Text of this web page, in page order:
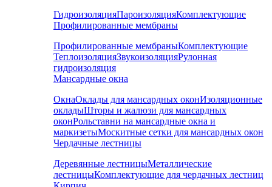
ГидроизоляцияПароизоляцияКомплектующие
Профилированные мембраны
Профилированные мембраныКомплектующие
ТеплоизоляцияЗвукоизоляцияРулонная
гидроизоляция
Мансардные окна
ОкнаОклады для мансардных оконИзоляционные
окладыШторы и жалюзи для мансардных
оконРольставни на мансардные окна и
маркизетыМоскитные сетки для мансардных окон
Чердачные лестницы
Деревянные лестницыМеталлические
лестницыКомплектующие для чердачных лестниц